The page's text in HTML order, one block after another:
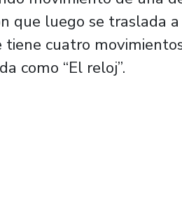
que luego se traslada
cuatro
como “El reloj”.
la Orquesta Clásica de